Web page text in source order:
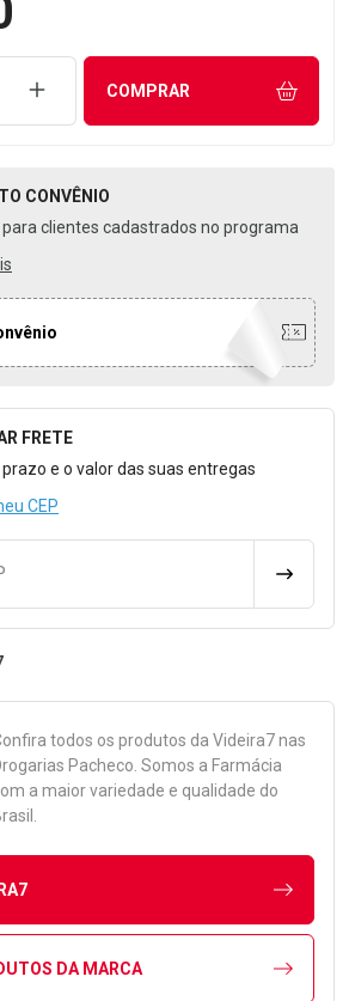
UNIDADEAUMENTAR UMA UNIDADE
COMPRAR
CONVÊNIO
para clientes cadastrados no programa
Calcular o Frete
FRETE
prazo e o valor das suas entregas
CEP
todos os produtos da Videira7nas
Pacheco. Somos a Farmácia
a maior variedade e qualidade do
DA MARCA